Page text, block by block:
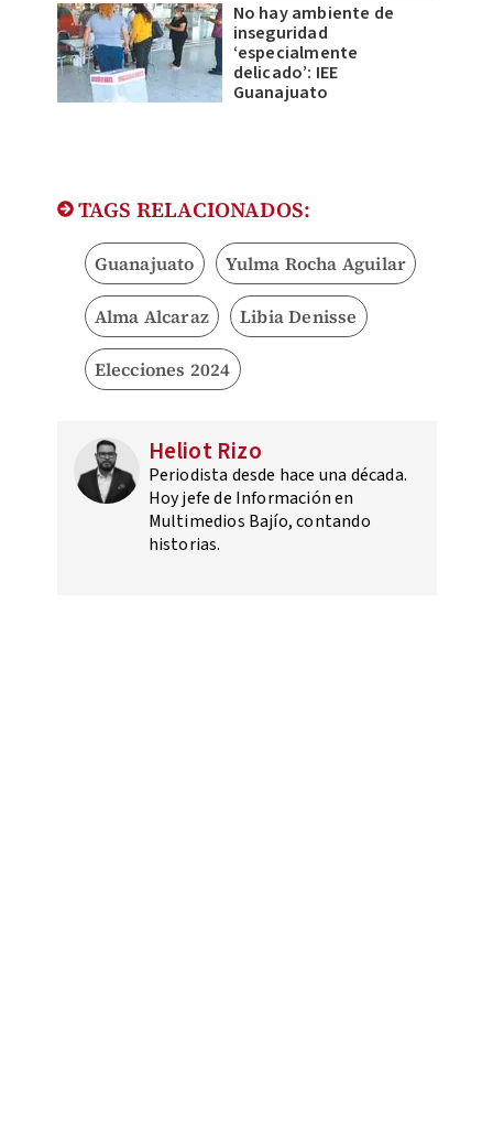
No hay ambiente de
inseguridad
‘especialmente
delicado’: IEE
Guanajuato
TAGS RELACIONADOS:
Guanajuato Yulma Rocha Aguilar
Alma Alcaraz Libia Denisse
Elecciones 2024
Heliot Rizo
Periodista desde hace una década.
Hoy jefe de Información en
Multimedios Bajío, contando
historias.